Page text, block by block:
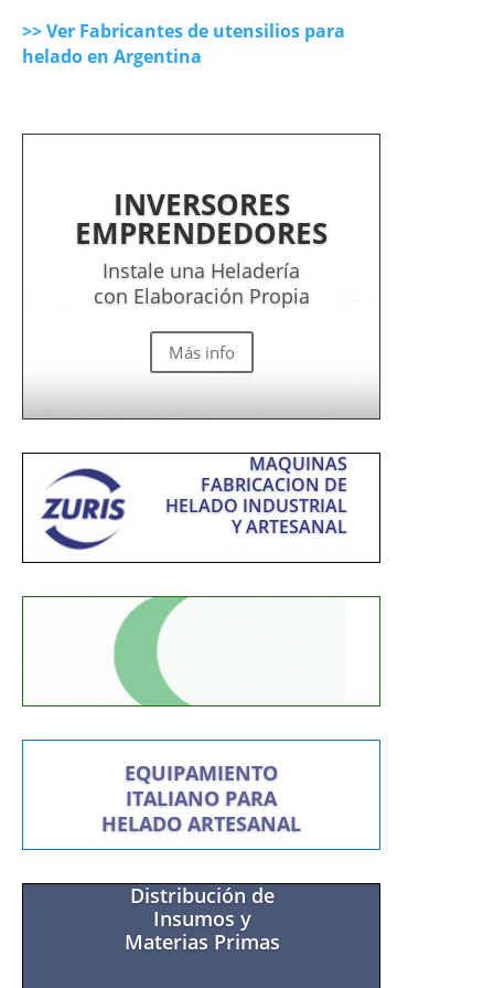
>> Ver Fabricantes de utensilios para
helado en Argentina
INVERSORES
EMPRENDEDORES
Instale una Heladería
con Elaboración Propia
Más info
MAQUINAS
FABRICACION DE
HELADO INDUSTRIAL
Y ARTESANAL
ITALIANO PARA
HELADO ARTESANAL
Distribución de
Insumos y
Materias Primas